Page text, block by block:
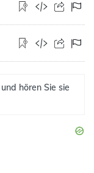
hören Sie sie